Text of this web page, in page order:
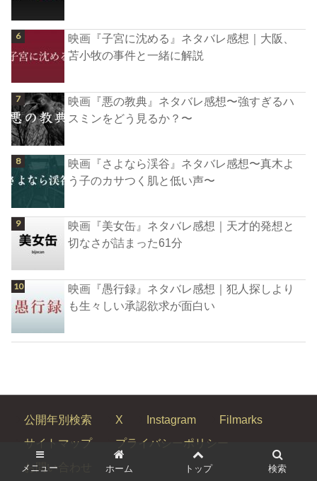
映画『子宮に沈める』ネタバレ感想｜大阪、
苫小牧の事件と一緒に解説
映画『悪の教典』ネタバレ感想〜強すぎるハ
スミンをどう見るか？〜
映画『さよなら渓谷』ネタバレ感想〜真木よ
う子のカサつく肌と低い声〜
映画『美女缶』ネタバレ感想｜天才的発想と
切なさが詰まった61分
映画『愚行録』ネタバレ感想｜犯人探しより
も生々しい承認欲求が面白い
公開年別検索 X Instagram
Filmarks
サイトマップ
プライバシーポリシー
お問い合わせ
メニュー ホーム トップ 検索